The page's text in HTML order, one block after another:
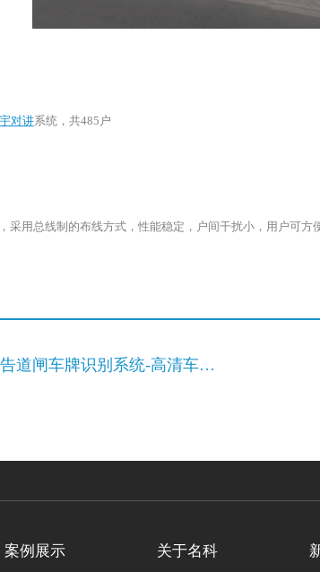
对讲系统，共485户
采用总线制的布线方式，性能稳定，户间干扰小，用户可
小区广告道闸车牌识别系统-高清车牌识别-高速变频道闸
案例展示 关于名科